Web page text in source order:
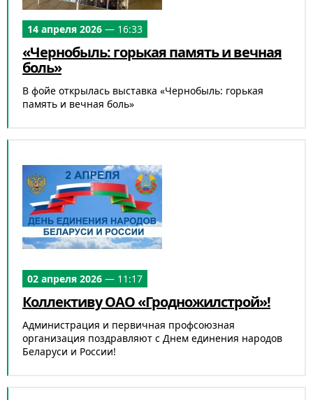
14 апреля 2026 — 16:33
«Чернобыль: горькая память и вечная
боль»
В фойе открылась выставка «Чернобыль: горькая
память и вечная боль»
02 апреля 2026 — 11:17
Коллективу ОАО «Гродножилстрой»!
Администрация и первичная профсоюзная
организация поздравляют с Днем единения народов
Беларуси и России!